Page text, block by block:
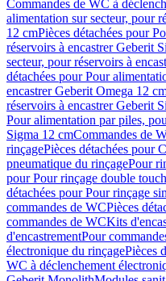
Commandes de WC à
alimentation sur secteur, pour
12 cmPièces détachées pour
réservoirs à encastrer Geberit
secteur, pour réservoirs à
détachées pour Pour
encastrer Geberit Omega 12
réservoirs à encastrer Geberit
Pour alimentation par piles,
Sigma 12 cmCommandes de
rinçagePièces détachées pour
pneumatique du rinçagePour
pour Pour rinçage double
détachées pour Pour rinçage
commandes de WCPièces
commandes de WCKits
d'encastrementPour
électronique du rinçagePièces
WC à déclenchement